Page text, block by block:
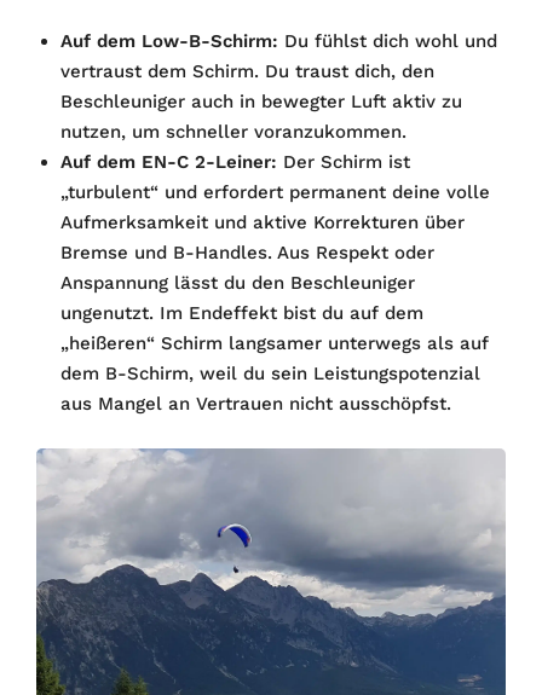
Auf dem Low-B-Schirm: Du fühlst dich wohl und
vertraust dem Schirm. Du traust dich, den
Beschleuniger auch in bewegter Luft aktiv zu
nutzen, um schneller voranzukommen.
Auf dem EN-C 2-Leiner: Der Schirm ist
„turbulent“ und erfordert permanent deine volle
Aufmerksamkeit und aktive Korrekturen über
Bremse und B-Handles. Aus Respekt oder
Anspannung lässt du den Beschleuniger
ungenutzt. Im Endeffekt bist du auf dem
„heißeren“ Schirm langsamer unterwegs als auf
dem B-Schirm, weil du sein Leistungspotenzial
aus Mangel an Vertrauen nicht ausschöpfst.